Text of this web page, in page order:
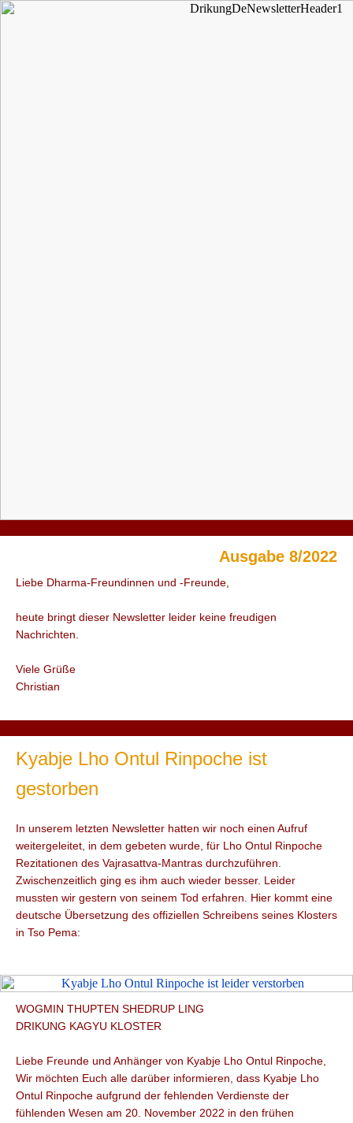
Ausgabe 8/2022
Liebe Dharma-Freundinnen und -Freunde,
heute bringt dieser Newsletter leider keine freudigen
Nachrichten.
Viele Grüße
Christian
Kyabje Lho Ontul Rinpoche ist
gestorben
In unserem letzten Newsletter hatten wir noch einen Aufruf
weitergeleitet, in dem gebeten wurde, für Lho Ontul Rinpoche
Rezitationen des Vajrasattva-Mantras durchzuführen.
Zwischenzeitlich ging es ihm auch wieder besser. Leider
mussten wir gestern von seinem Tod erfahren. Hier kommt eine
deutsche Übersetzung des offiziellen Schreibens seines Klosters
in Tso Pema:
WOGMIN THUPTEN SHEDRUP LING
DRIKUNG KAGYU KLOSTER
Liebe Freunde und Anhänger von Kyabje Lho Ontul Rinpoche,
Wir möchten Euch alle darüber informieren, dass Kyabje Lho
Ontul Rinpoche aufgrund der fehlenden Verdienste der
fühlenden Wesen am 20. November 2022 in den frühen